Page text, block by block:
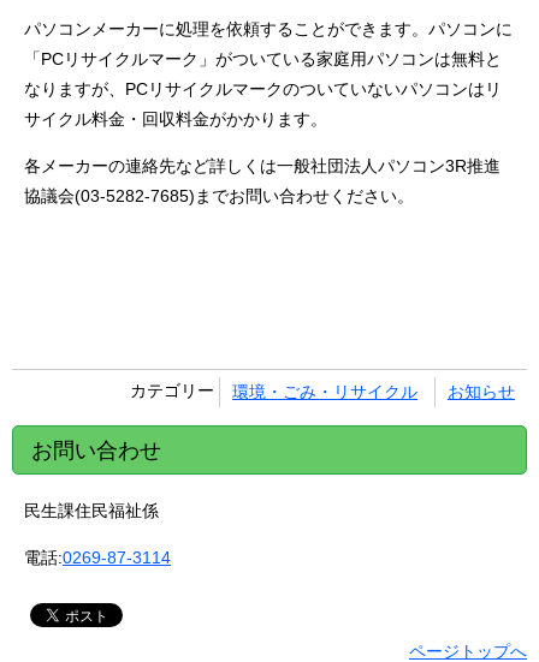
パソコンメーカーに処理を依頼することができます。パソコンに
「PCリサイクルマーク」がついている家庭用パソコンは無料と
なりますが、PCリサイクルマークのついていないパソコンはリ
サイクル料金・回収料金がかかります。
各メーカーの連絡先など詳しくは一般社団法人パソコン3R推進
協議会(03-5282-7685)までお問い合わせください。
カテゴリー 環境・ごみ・リサイクル お知らせ
お問い合わせ
民生課住民福祉係
電話:0269-87-3114
ページトップへ